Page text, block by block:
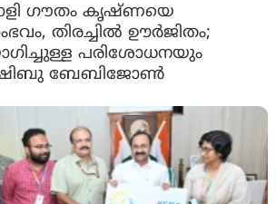
ഗൗതം കൃഷ്ണയെ
തിരച്ചിൽ ഊർജിതം;
പരിശോധനയും
ഷിബു ബേബിജോണ്‍